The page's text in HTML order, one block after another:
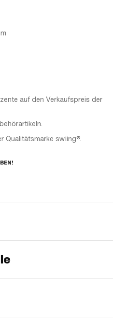
auf den Verkaufspreis der
Qualitätsmarke swiing®.